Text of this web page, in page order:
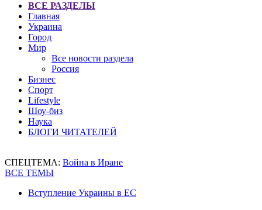
ВСЕ РАЗДЕЛЫ
Главная
Украина
Город
Мир
Все новости раздела
Россия
Бизнес
Спорт
Lifestyle
Шоу-биз
Наука
БЛОГИ ЧИТАТЕЛЕЙ
СПЕЦТЕМА: Война в Иране
ВСЕ ТЕМЫ
Вступление Украины в ЕС